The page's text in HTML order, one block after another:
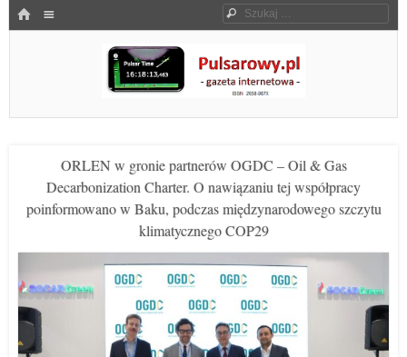
HOME Szukaj
Pulsarowy.pl
ORLEN w gronie partnerów OGDC – Oil & Gas
Decarbonization Charter. O nawiązaniu tej współpracy
poinformowano w Baku, podczas międzynarodowego szczytu
klimatycznego COP29